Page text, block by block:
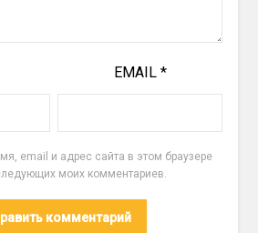
EMAIL *
email и адрес сайта в этом браузере
моих комментариев.